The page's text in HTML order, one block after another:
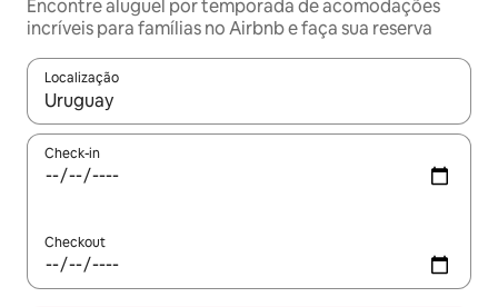
Encontre aluguel por temporada de acomodações
incríveis para famílias no Airbnb e faça sua reserva
Localização
Quando os resultados estiverem disponíveis, explore-os
Check-in
Checkout